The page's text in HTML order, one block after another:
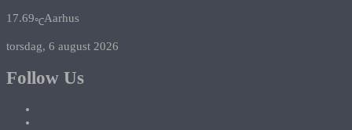
17.69℃Aarhus
torsdag, 6 august 2026
Follow Us